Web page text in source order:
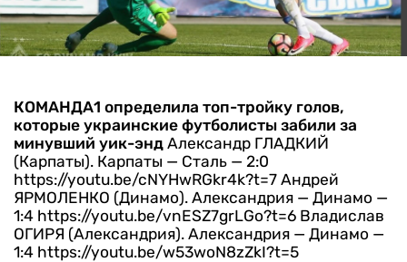
КОМАНДА1 определила топ-тройку голов,
которые украинские футболисты забили за
минувший уик-энд Александр ГЛАДКИЙ
(Карпаты). Карпаты — Сталь — 2:0
https://youtu.be/cNYHwRGkr4k?t=7 Андрей
ЯРМОЛЕНКО (Динамо). Александрия — Динамо —
1:4 https://youtu.be/vnESZ7grLGo?t=6 Владислав
ОГИРЯ (Александрия). Александрия — Динамо —
1:4 https://youtu.be/w53woN8zZkI?t=5